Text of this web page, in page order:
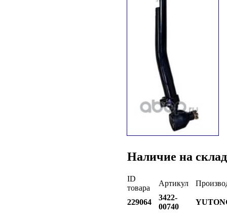
Наличие на
ID
товара
Артикул
229064
3422-
00740